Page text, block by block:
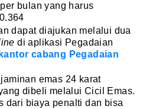
bulan yang harus
dapat diajukan melalui dua
di aplikasi Pegadaian
kantor cabang Pegadaian
emas 24 karat
dibeli melalui Cicil Emas.
dari biaya penalti dan bisa